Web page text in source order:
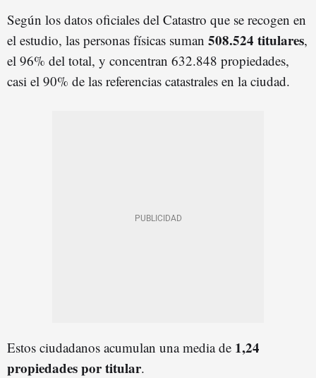
Según los datos oficiales del Catastro que se recogen en
el estudio, las personas físicas suman 508.524 titulares,
el 96% del total, y concentran 632.848 propiedades,
casi el 90% de las referencias catastrales en la ciudad.
Estos ciudadanos acumulan una media de 1,24
propiedades por titular.